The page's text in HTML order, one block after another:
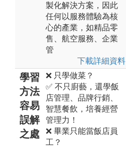
製化解決方案，因此
任何以服務體驗為核
心的產業，如精品零
售、航空服務、企業
管
下載詳細資料
學習
方法
容易
誤解
之處
❌ 只學做菜？
✅ 不只廚藝，還學飯
店管理、品牌行銷、
智慧餐飲，培養經營
管理力！
❌ 畢業只能當飯店員
工？